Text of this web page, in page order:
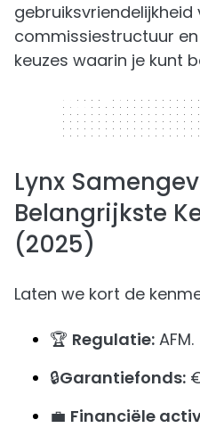
commissiestructuur
keuzes waarin je kunt
320 x 50
Lynx
Belangrijkste
(2025)
Laten we kort de
🏆 Regulatie: AFM.
🔒Garantiefonds:
💼 Financiële